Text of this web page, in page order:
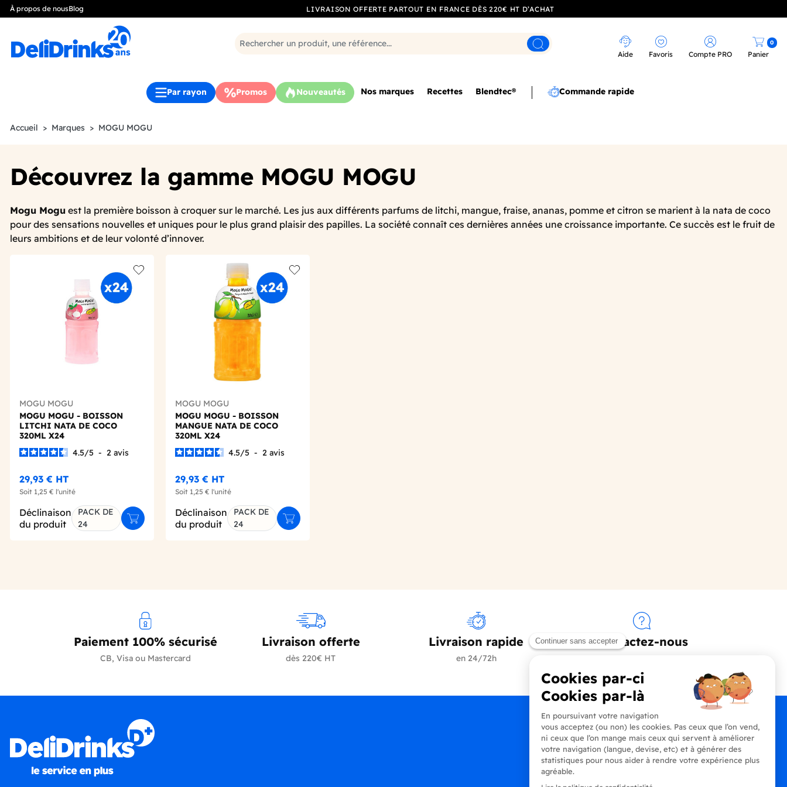
À propos de nousBlog LIVRAISON OFFERTE PARTOUT EN FRANCE DÈS 220€ HT D’ACHAT
Rechercher
Aide Favoris Compte PRO Panier
0
Par rayon Promos Nouveautés Nos marques Recettes Blendtec® Commande rapide
Accueil Marques MOGU MOGU
Découvrez la gamme MOGU MOGU
Mogu Mogu est la première boisson à croquer sur le marché. Les jus aux différents parfums de litchi, mangue, fraise, ananas, pomme et citron se marient à la nata de coco
pour des sensations nouvelles et uniques pour le plus grand plaisir des papilles. La société connaît ces dernières années une croissance importante. Ce succès est le fruit de
leurs ambitions et de leur volonté d’innover.
MOGU MOGU
MOGU MOGU - BOISSON
LITCHI NATA DE COCO
320ML X24
4.5/5 - 2 avis
29,93 € HT
Soit 1,25 € l'unité
Déclinaison
du produit
PACK DE
24
Ajouter au panier
MOGU MOGU
MOGU MOGU - BOISSON
MANGUE NATA DE COCO
320ML X24
4.5/5 - 2 avis
29,93 € HT
Soit 1,25 € l'unité
Déclinaison
du produit
PACK DE
24
Ajouter au panier
Paiement 100% sécurisé
CB, Visa ou Mastercard
Livraison offerte
dès 220€ HT
Livraison rapide
en 24/72h
Contactez-nous